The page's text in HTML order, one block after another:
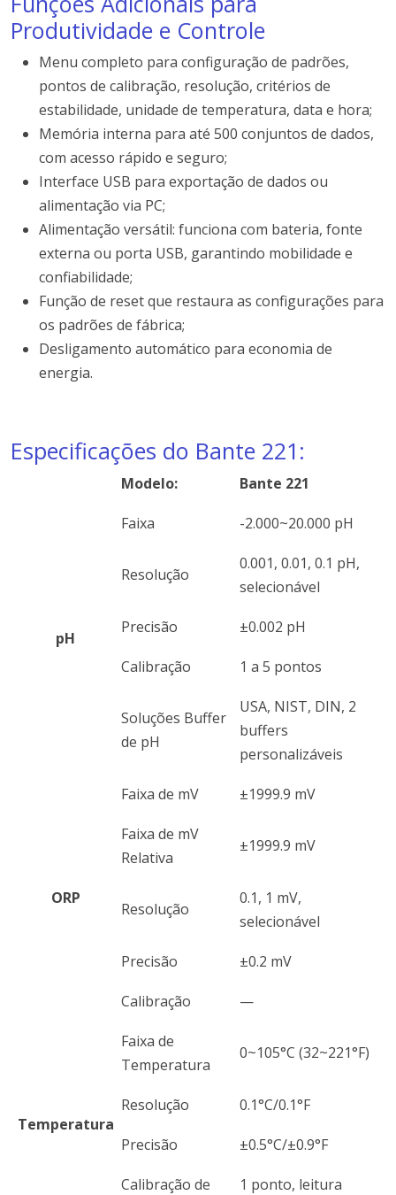
Produtividade e Controle
Menu completo para configuração de padrões,
pontos de calibração, resolução, critérios de
estabilidade, unidade de temperatura, data e hora;
Memória interna para até 500 conjuntos de dados,
com acesso rápido e seguro;
Interface USB para exportação de dados ou
alimentação via PC;
Alimentação versátil: funciona com bateria, fonte
externa ou porta USB, garantindo mobilidade e
confiabilidade;
Função de reset que restaura as configurações para
os padrões de fábrica;
Desligamento automático para economia de
energia.
Especificações do Bante 221:
Modelo: Bante 221
pH
Faixa -2.000~20.000 pH
Resolução
0.001, 0.01, 0.1 pH,
selecionável
Precisão ±0.002 pH
Calibração 1 a 5 pontos
Soluções Buffer
de pH
USA, NIST, DIN, 2
buffers
personalizáveis
ORP
Faixa de mV ±1999.9 mV
Faixa de mV
Relativa
±1999.9 mV
Resolução
0.1, 1 mV,
selecionável
Precisão ±0.2 mV
Calibração —
Temperatura
Faixa de
Temperatura
0~105°C (32~221°F)
Resolução 0.1°C/0.1°F
Precisão ±0.5°C/±0.9°F
Calibração de
1 ponto, leitura